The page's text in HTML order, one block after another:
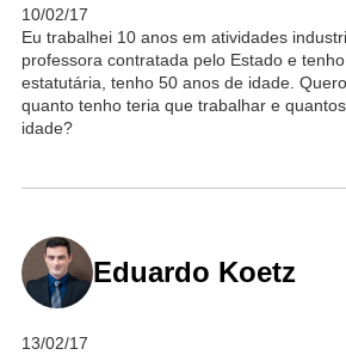
10/02/17
Eu trabalhei 10 anos em atividades
professora contratada pelo Estado e
estatutária, tenho 50 anos de idade.
quanto tenho teria que trabalhar e
idade?
Eduardo Koetz
13/02/17